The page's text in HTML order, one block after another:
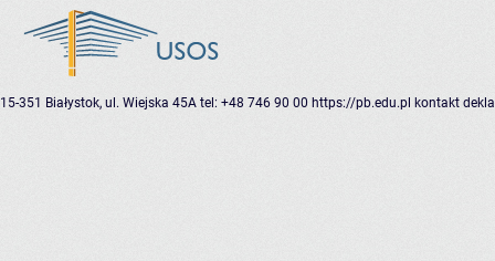
15-351 Białystok, ul. Wiejska 45A tel: +48 746 90 00 https://pb.edu.pl kontakt